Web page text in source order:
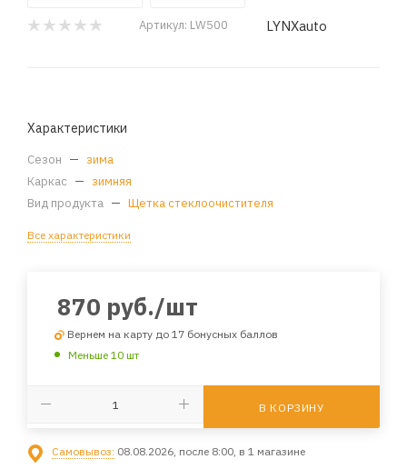
Артикул: LW500 LYNXauto
Характеристики
Сезон — зима
Каркас — зимняя
Вид продукта — Щетка стеклоочистителя
Все характеристики
870 руб./шт
Вернем на карту до 17 бонусных баллов
Меньше 10 шт
В КОРЗИНУ
Самовывоз: 08.08.2026, после 8:00, в 1 магазине